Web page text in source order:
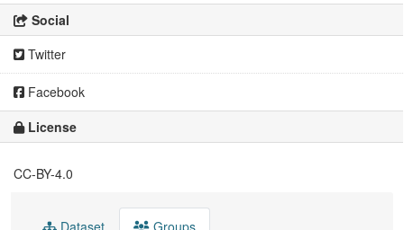
Social
Twitter
Facebook
License
CC-BY-4.0